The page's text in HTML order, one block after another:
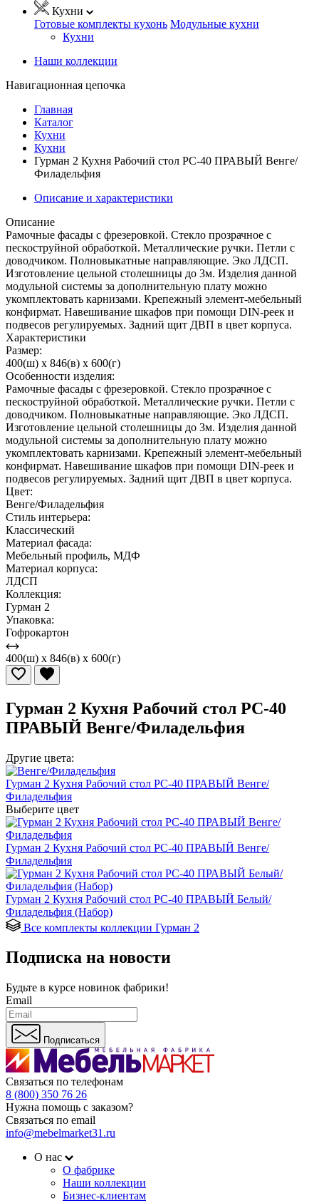
Кухни
Готовые комплекты кухонь Модульные кухни
Кухни
Наши коллекции
Навигационная цепочка
Главная
Каталог
Кухни
Кухни
Гурман 2 Кухня Рабочий стол РС-40 ПРАВЫЙ Венге/
Филадельфия
Описание и характеристики
Описание
Рамочные фасады с фрезеровкой. Стекло прозрачное с
пескоструйной обработкой. Металлические ручки. Петли с
доводчиком. Полновыкатные направляющие. Эко ЛДСП.
Изготовление цельной столешницы до 3м. Изделия данной
модульной системы за дополнительную плату можно
укомплектовать карнизами. Крепежный элемент-мебельный
конфирмат. Навешивание шкафов при помощи DIN-реек и
подвесов регулируемых. Задний щит ДВП в цвет корпуса.
Характеристики
Размер:
400(ш) x 846(в) x 600(г)
Особенности изделия:
Рамочные фасады с фрезеровкой. Стекло прозрачное с
пескоструйной обработкой. Металлические ручки. Петли с
доводчиком. Полновыкатные направляющие. Эко ЛДСП.
Изготовление цельной столешницы до 3м. Изделия данной
модульной системы за дополнительную плату можно
укомплектовать карнизами. Крепежный элемент-мебельный
конфирмат. Навешивание шкафов при помощи DIN-реек и
подвесов регулируемых. Задний щит ДВП в цвет корпуса.
Цвет:
Венге/Филадельфия
Стиль интерьера:
Классический
Материал фасада:
Мебельный профиль, МДФ
Материал корпуса:
ЛДСП
Коллекция:
Гурман 2
Упаковка:
Гофрокартон
400(ш) x 846(в) x 600(г)
Гурман 2 Кухня Рабочий стол РС-40
ПРАВЫЙ Венге/Филадельфия
Другие цвета:
Гурман 2 Кухня Рабочий стол РС-40 ПРАВЫЙ Венге/
Филадельфия
Выберите цвет
Гурман 2 Кухня Рабочий стол РС-40 ПРАВЫЙ Венге/
Филадельфия
Гурман 2 Кухня Рабочий стол РС-40 ПРАВЫЙ Белый/
Филадельфия (Набор)
Все комплекты коллекции Гурман 2
Подписка на новости
Будьте в курсе новинок фабрики!
Email
Подписаться
Связаться по телефонам
8 (800) 350 76 26
Нужна помощь с заказом?
Связаться по email
info@mebelmarket31.ru
О нас
О фабрике
Наши коллекции
Бизнес-клиентам